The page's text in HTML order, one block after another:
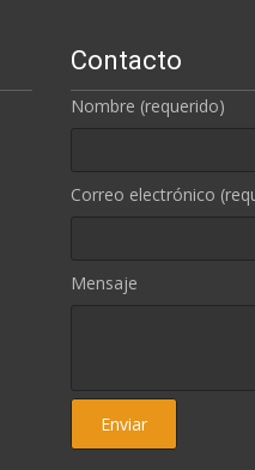
Contacto
Nombre (requerido)
Correo electrónico
Mensaje